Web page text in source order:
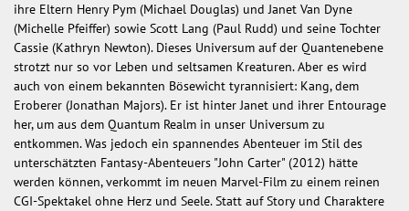
ihre Eltern Henry Pym (Michael Douglas) und Janet Van Dyne
(Michelle Pfeiffer) sowie Scott Lang (Paul Rudd) und seine Tochter
Cassie (Kathryn Newton). Dieses Universum auf der Quantenebene
strotzt nur so vor Leben und seltsamen Kreaturen. Aber es wird
auch von einem bekannten Bösewicht tyrannisiert: Kang, dem
Eroberer (Jonathan Majors). Er ist hinter Janet und ihrer Entourage
her, um aus dem Quantum Realm in unser Universum zu
entkommen. Was jedoch ein spannendes Abenteuer im Stil des
unterschätzten Fantasy-Abenteuers "John Carter" (2012) hätte
werden können, verkommt im neuen Marvel-Film zu einem reinen
CGI-Spektakel ohne Herz und Seele. Statt auf Story und Charaktere